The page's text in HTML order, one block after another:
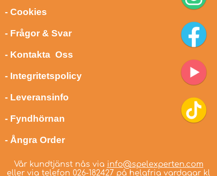
- Cookies
- Frågor & Svar
- Kontakta Oss
- Integritetspolicy
- Leveransinfo
- Fyndhörnan
- Ångra Order
Vår kundtjänst nås via info@spelexperten.com
eller via telefon 026-182427 på helgfria vardagar kl